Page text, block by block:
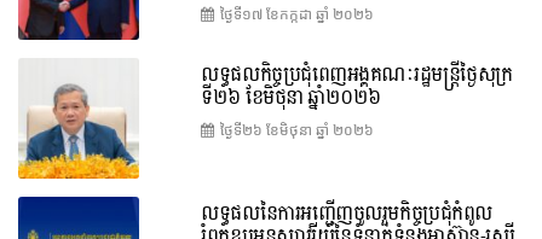
ថ្ងៃទី១៧ ខែ​កក្កដា ឆ្នាំ ២០២៦
លទ្ធផលកិច្ចប្រជុំពេញអង្គគណៈរដ្ឋមន្រ្តីថ្ងៃសុក្រ
ទី២៦ ខែមិថុនា ឆ្នាំ២០២៦
ថ្ងៃទី២៦ ខែ​មិថុនា ឆ្នាំ ២០២៦
លទ្ធផលនៃការអញ្ជើញចូលរួមកិច្ចប្រជុំកំពូល